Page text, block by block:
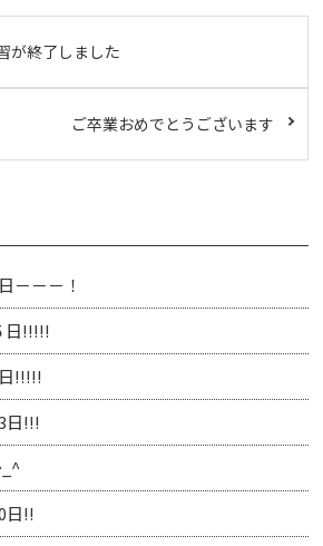
が終了しました
ご卒業おめでとうございます
－－－！
日!!!!!
!!!!!
日!!!
日!!